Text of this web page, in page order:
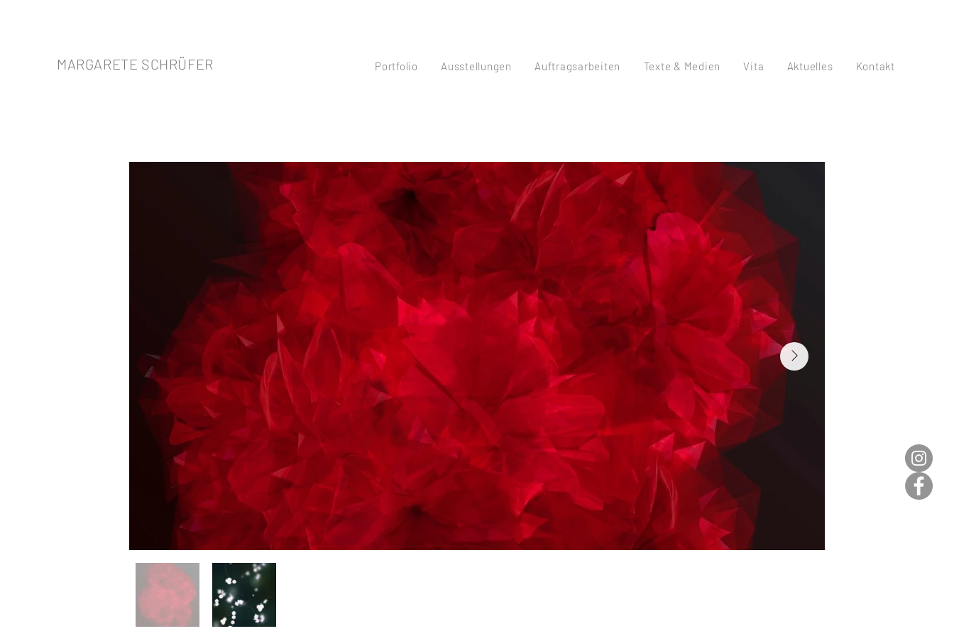
MARGARETE SCHRÜFER Portfolio Ausstellungen Auftragsarbeiten Texte & Medien Vita Aktuelles Kontakt